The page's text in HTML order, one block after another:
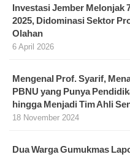
Investasi Jember Melonjak
2025, Didominasi Sektor
Olahan
6 April 2026
Mengenal Prof. Syarif,
PBNU yang Punya
hingga Menjadi Tim Ahli
18 November 2024
Dua Warga Gumukmas